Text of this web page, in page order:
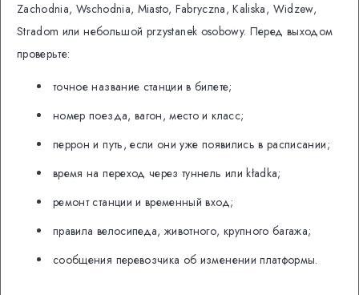
Zachodnia, Wschodnia, Miasto, Fabryczna, Kaliska, Widzew,
Stradom или небольшой przystanek osobowy. Перед выходом
проверьте:
точное название станции в билете;
номер поезда, вагон, место и класс;
перрон и путь, если они уже появились в расписании;
время на переход через туннель или kładka;
ремонт станции и временный вход;
правила велосипеда, животного, крупного багажа;
сообщения перевозчика об изменении платформы.